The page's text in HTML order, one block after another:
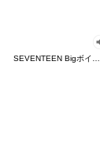
SEVENTEEN Bigボイススタンプ